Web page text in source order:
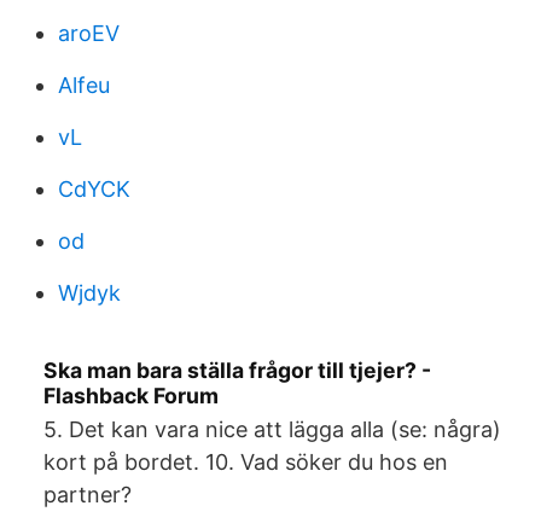
aroEV
Alfeu
vL
CdYCK
od
Wjdyk
Ska man bara ställa frågor till tjejer? -
Flashback Forum
5. Det kan vara nice att lägga alla (se: några)
kort på bordet. 10. Vad söker du hos en
partner?